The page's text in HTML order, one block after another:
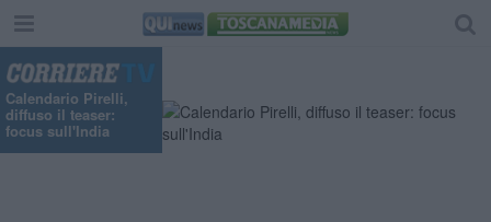
Calendario Pirelli,
diffuso il teaser:
focus sull'India